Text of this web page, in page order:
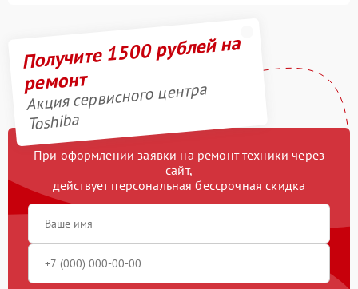
Получите 1500 рублей на
ремонт
Акция сервисного центра
Toshiba
При оформлении заявки на ремонт техники через
сайт,
действует персональная бессрочная скидка